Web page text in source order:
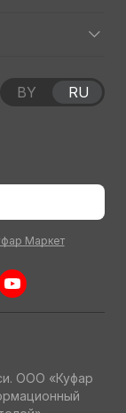
Маркет
BY RU
ООО «Куфар